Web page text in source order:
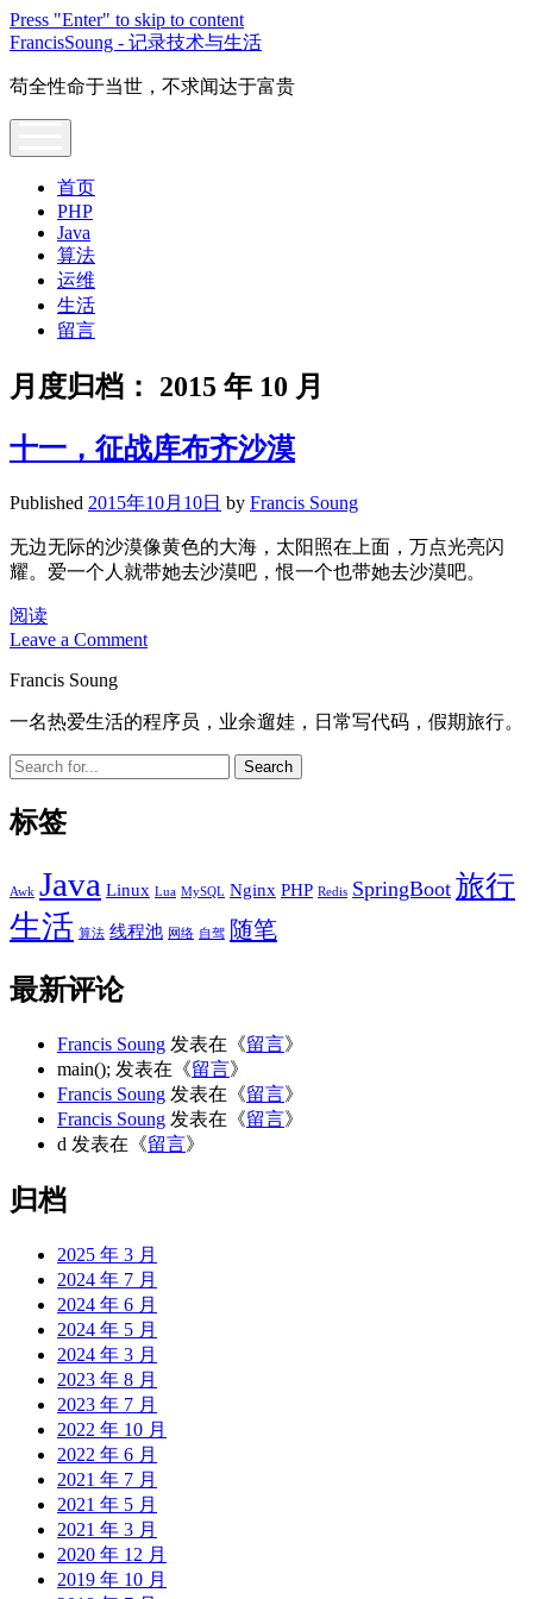
Press "Enter" to skip to content
FrancisSoung - 记录技术与生活
苟全性命于当世，不求闻达于富贵
首页
PHP
Java
算法
运维
生活
留言
月度归档： 2015 年 10 月
十一，征战库布齐沙漠
Published 2015年10月10日 by Francis Soung
无边无际的沙漠像黄色的大海，太阳照在上面，万点光亮闪
耀。爱一个人就带她去沙漠吧，恨一个也带她去沙漠吧。
阅读十
一，
战
库
齐
漠
Leave a Comment
Sidebar
Francis Soung
一名热爱生活的程序员，业余遛娃，日常写代码，假期旅行。
Search
标签
Awk Java Linux Lua MySQL Nginx PHP Redis SpringBoot 旅行
生活 算法 线程池 网络 自驾 随笔
最新评论
Francis Soung 发表在《留言》
main(); 发表在《留言》
Francis Soung 发表在《留言》
Francis Soung 发表在《留言》
d 发表在《留言》
归档
2025 年 3 月
2024 年 7 月
2024 年 6 月
2024 年 5 月
2024 年 3 月
2023 年 8 月
2023 年 7 月
2022 年 10 月
2022 年 6 月
2021 年 7 月
2021 年 5 月
2021 年 3 月
2020 年 12 月
2019 年 10 月